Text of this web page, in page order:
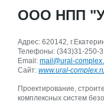
ООО НПП
Адрес: 620142,
Телефоны: (343)31-250-
Email: mail@ural-
Cайт: www.ural-
Проектирование,
комплексных систем